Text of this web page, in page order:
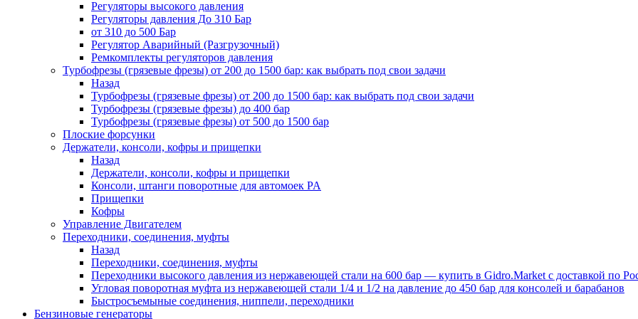
Регуляторы высокого давления
Регуляторы давления До 310 Бар
от 310 до 500 Бар
Регулятор Аварийный (Разгрузочный)
Ремкомплекты регуляторов давления
Турбофрезы (грязевые фрезы) от 200 до 1500 бар: как выбрать под свои задачи
Назад
Турбофрезы (грязевые фрезы) от 200 до 1500 бар: как выбрать под свои задачи
Турбофрезы (грязевые фрезы) до 400 бар
Турбофрезы (грязевые фрезы) от 500 до 1500 бар
Плоские форсунки
Держатели, консоли, кофры и прищепки
Назад
Держатели, консоли, кофры и прищепки
Консоли, штанги поворотные для автомоек PA
Прищепки
Кофры
Управление Двигателем
Переходники, соединения, муфты
Назад
Переходники, соединения, муфты
Переходники высокого давления из нержавеющей стали на 600 бар — купить в Gidro.Market с доставкой по
Угловая поворотная муфта из нержавеющей стали 1/4 и 1/2 на давление до 450 бар для консолей и барабанов
Быстросъемыные соединения, ниппели, переходники
Бензиновые генераторы